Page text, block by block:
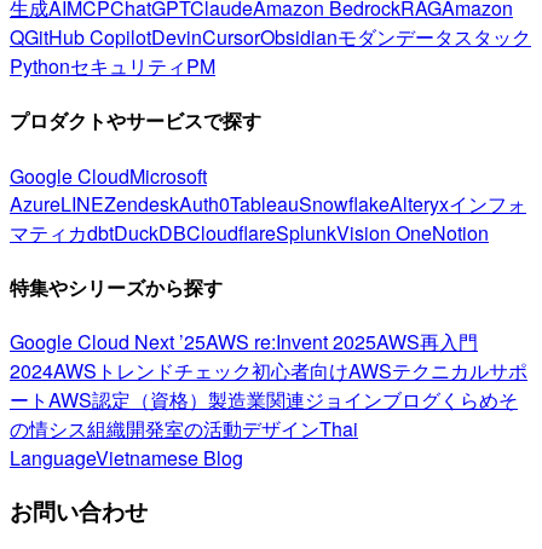
生成AIMCPChatGPTClaudeAmazon BedrockRAGAmazon
QGitHub CopilotDevinCursorObsidianモダンデータスタック
PythonセキュリティPM
プロダクトやサービスで探す
Google CloudMicrosoft
AzureLINEZendeskAuth0TableauSnowflakeAlteryxインフォ
マティカdbtDuckDBCloudflareSplunkVision OneNotion
特集やシリーズから探す
Google Cloud Next ’25AWS re:Invent 2025AWS再入門
2024AWSトレンドチェック初心者向けAWSテクニカルサポ
ートAWS認定（資格） 製造業関連ジョインブログくらめそ
の情シス組織開発室の活動デザインThai
LanguageVietnamese Blog
お問い合わせ